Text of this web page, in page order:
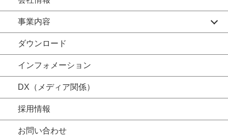
事業内容
ダウンロード
インフォメーション
DX（メディア関係）
採用情報
お問い合わせ